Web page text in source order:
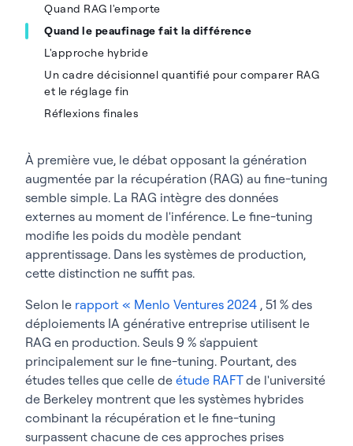
Quand RAG l'emporte
Quand le peaufinage fait la différence
L'approche hybride
Un cadre décisionnel quantifié pour comparer RAG
et le réglage fin
Réflexions finales
À première vue, le débat opposant la génération
augmentée par la récupération (RAG) au fine-tuning
semble simple. La RAG intègre des données
externes au moment de l'inférence. Le fine-tuning
modifie les poids du modèle pendant
apprentissage. Dans les systèmes de production,
cette distinction ne suffit pas.
Selon le rapport « Menlo Ventures 2024 , 51 % des
déploiements IA générative entreprise utilisent le
RAG en production. Seuls 9 % s'appuient
principalement sur le fine-tuning. Pourtant, des
études telles que celle de étude RAFTde l'université
de Berkeley montrent que les systèmes hybrides
combinant la récupération et le fine-tuning
surpassent chacune de ces approches prises